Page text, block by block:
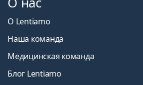
О Lentiamo
Наша команда
Медицинская команда
Блог Lentiamo